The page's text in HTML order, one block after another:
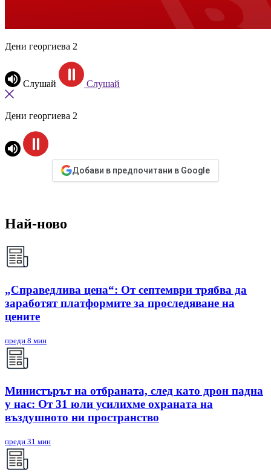
Дени георгиева 2
Слушай Слушай
Дени георгиева 2
Добави в предпочитани в Google
Най-ново
„Справедлива цена“: От септември трябва да
заработят платформите за проследяване на
цените
преди 8 мин
Министърът на отбраната, след като дрон падна
у нас: От 31 юли усилихме охраната на
въздушното ни пространство
преди 31 мин